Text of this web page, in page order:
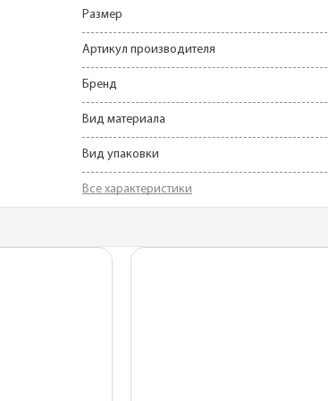
Для беседок
Размер
Артикул производителя
Бренд
Вид материала
Вид упаковки
Все характеристики